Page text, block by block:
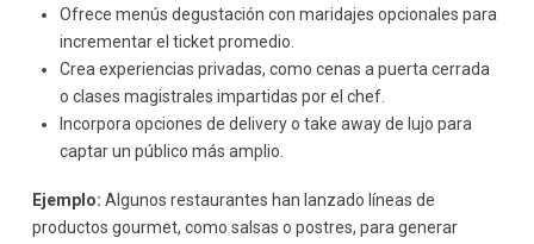
Ofrece menús degustación con maridajes opcionales para
incrementar el ticket promedio.
Crea experiencias privadas, como cenas a puerta cerrada
o clases magistrales impartidas por el chef.
Incorpora opciones de delivery o take away de lujo para
captar un público más amplio.
Ejemplo: Algunos restaurantes han lanzado líneas de
productos gourmet, como salsas o postres, para generar